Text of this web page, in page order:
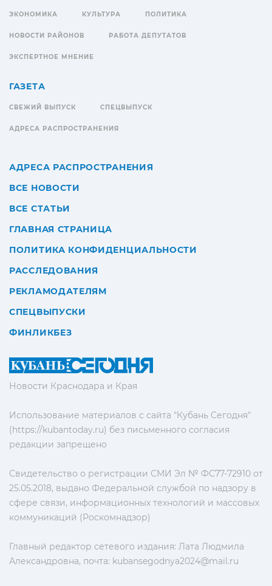
Новости Краснодара и Края
Использование материалов с сайта "Кубань Сегодня"
(https://kubantoday.ru) без письменного согласия
редакции запрещено
Свидетельство о регистрации СМИ Эл № ФС77-72910 от
25.05.2018, выдано Федеральной службой по надзору в
сфере связи, информационных технологий и массовых
коммуникаций (Роскомнадзор)
Главный редактор сетевого издания: Лата Людмила
Александровна, почта: kubansegodnya2024@mail.ru
ЭКОНОМИКА КУЛЬТУРА ПОЛИТИКА
НОВОСТИ РАЙОНОВ РАБОТА ДЕПУТАТОВ
ЭКСПЕРТНОЕ МНЕНИЕ
ГАЗЕТА
СВЕЖИЙ ВЫПУСК СПЕЦВЫПУСК
АДРЕСА РАСПРОСТРАНЕНИЯ
АДРЕСА РАСПРОСТРАНЕНИЯ
ВСЕ НОВОСТИ
ВСЕ СТАТЬИ
ГЛАВНАЯ СТРАНИЦА
ПОЛИТИКА КОНФИДЕНЦИАЛЬНОСТИ
РАССЛЕДОВАНИЯ
РЕКЛАМОДАТЕЛЯМ
СПЕЦВЫПУСКИ
ФИНЛИКБЕЗ